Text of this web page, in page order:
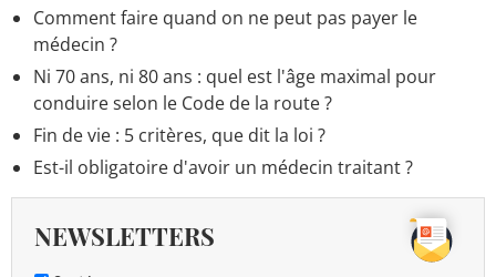
Comment faire quand on ne peut pas payer le
médecin ?
Ni 70 ans, ni 80 ans : quel est l'âge maximal pour
conduire selon le Code de la route ?
Fin de vie : 5 critères, que dit la loi ?
Est-il obligatoire d'avoir un médecin traitant ?
NEWSLETTERS